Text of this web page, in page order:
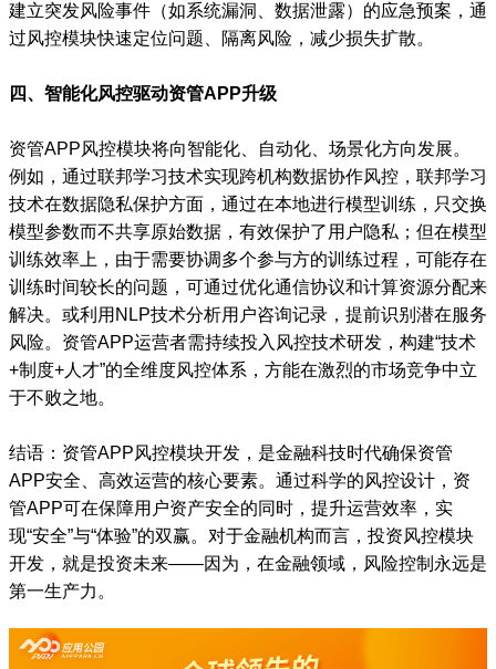
建立突发风险事件（如系统漏洞、数据泄露）的应急预案，通
过风控模块快速定位问题、隔离风险，减少损失扩散。
四、智能化风控驱动资管APP升级
资管APP风控模块将向智能化、自动化、场景化方向发展。
例如，通过联邦学习技术实现跨机构数据协作风控，联邦学习
技术在数据隐私保护方面，通过在本地进行模型训练，只交换
模型参数而不共享原始数据，有效保护了用户隐私；但在模型
训练效率上，由于需要协调多个参与方的训练过程，可能存在
训练时间较长的问题，可通过优化通信协议和计算资源分配来
解决。或利用NLP技术分析用户咨询记录，提前识别潜在服务
风险。资管APP运营者需持续投入风控技术研发，构建“技术
+制度+人才”的全维度风控体系，方能在激烈的市场竞争中立
于不败之地。
结语：资管APP风控模块开发，是金融科技时代确保资管
APP安全、高效运营的核心要素。通过科学的风控设计，资
管APP可在保障用户资产安全的同时，提升运营效率，实
现“安全”与“体验”的双赢。对于金融机构而言，投资风控模块
开发，就是投资未来——因为，在金融领域，风险控制永远是
第一生产力。